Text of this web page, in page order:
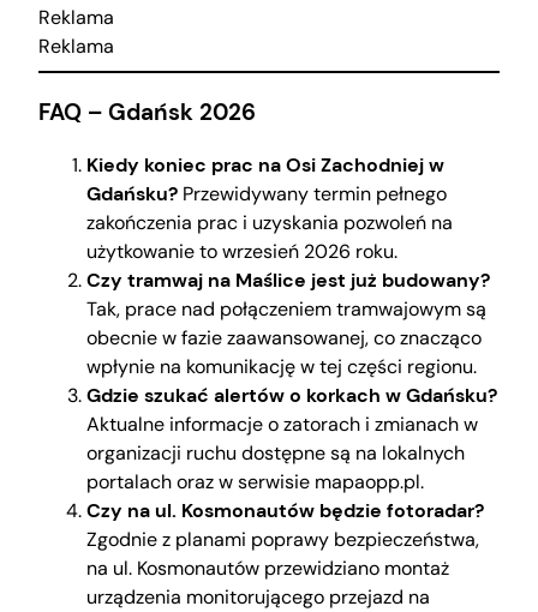
Reklama
Reklama
FAQ – Gdańsk 2026
Kiedy koniec prac na Osi Zachodniej w
Gdańsku? Przewidywany termin pełnego
zakończenia prac i uzyskania pozwoleń na
użytkowanie to wrzesień 2026 roku.
Czy tramwaj na Maślice jest już budowany?
Tak, prace nad połączeniem tramwajowym są
obecnie w fazie zaawansowanej, co znacząco
wpłynie na komunikację w tej części regionu.
Gdzie szukać alertów o korkach w Gdańsku?
Aktualne informacje o zatorach i zmianach w
organizacji ruchu dostępne są na lokalnych
portalach oraz w serwisie mapaopp.pl.
Czy na ul. Kosmonautów będzie fotoradar?
Zgodnie z planami poprawy bezpieczeństwa,
na ul. Kosmonautów przewidziano montaż
urządzenia monitorującego przejazd na